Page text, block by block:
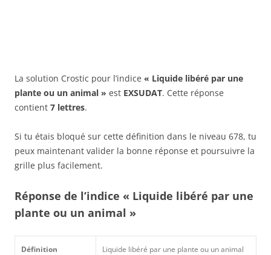
La solution Crostic pour l’indice « Liquide libéré par une
plante ou un animal » est EXSUDAT. Cette réponse
contient 7 lettres.
Si tu étais bloqué sur cette définition dans le niveau 678, tu
peux maintenant valider la bonne réponse et poursuivre la
grille plus facilement.
Réponse de l’indice « Liquide libéré par une
plante ou un animal »
Définition Liquide libéré par une plante ou un animal